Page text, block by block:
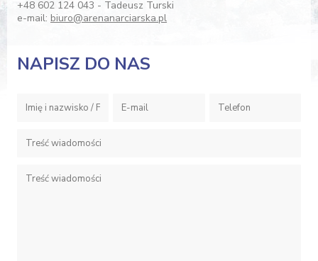
+48 602 124 043 - Tadeusz Turski
e-mail: biuro@arenanarciarska.pl
NAPISZ DO NAS